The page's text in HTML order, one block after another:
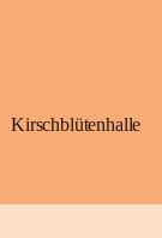
Kirschblütenhalle